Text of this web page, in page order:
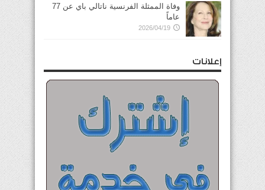
وفاة الممثلة الفرنسية ناتالي باي عن 77
عاماً
2026/04/19
إعلانات